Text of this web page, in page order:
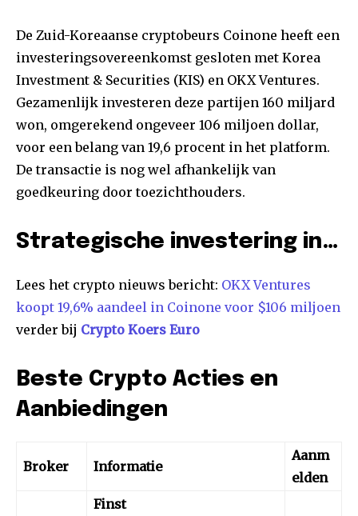
De Zuid-Koreaanse cryptobeurs Coinone heeft een
investeringsovereenkomst gesloten met Korea
Investment & Securities (KIS) en OKX Ventures.
Gezamenlijk investeren deze partijen 160 miljard
won, omgerekend ongeveer 106 miljoen dollar,
voor een belang van 19,6 procent in het platform.
De transactie is nog wel afhankelijk van
goedkeuring door toezichthouders.
Strategische investering in…
Lees het crypto nieuws bericht: OKX Ventures
koopt 19,6% aandeel in Coinone voor $106 miljoen
verder bij Crypto Koers Euro
Beste Crypto Acties en
Aanbiedingen
Broker Informatie
Aanm
elden
Finst